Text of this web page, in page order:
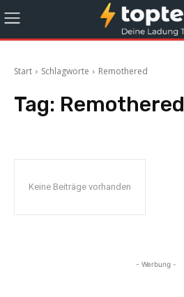
Start Schlagworte Remothered
Tag: Remothered
Keine Beiträge vorhanden
- Werbung -